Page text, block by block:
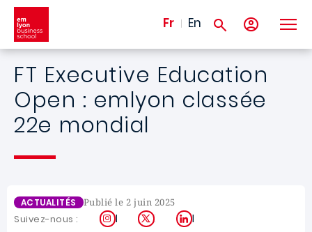
Aller au contenu principal
Fr En
FT Executive Education
Open : emlyon classée
22e mondial
ACTUALITÉS Publié le 2 juin 2025
Suivez-nous : Instagram
X LinkedIn